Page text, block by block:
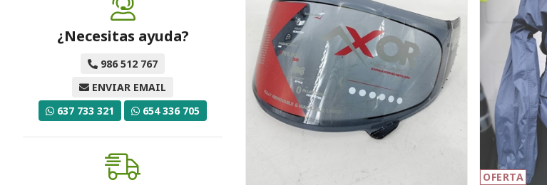
OFERTA
¿Necesitas ayuda?
986 512 767
ENVIAR EMAIL
637 733 321
654 336 705